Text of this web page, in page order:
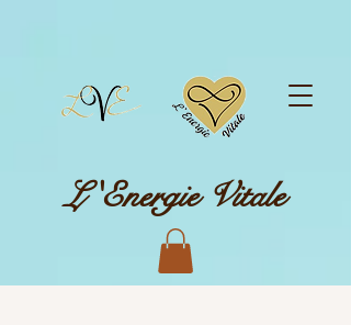
L 'Energie Vitale